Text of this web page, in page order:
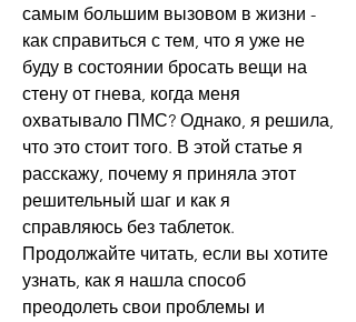
самым большим вызовом в жизни -
как справиться с тем, что я уже не
буду в состоянии бросать вещи на
стену от гнева, когда меня
охватывало ПМС? Однако, я решила,
что это стоит того. В этой статье я
расскажу, почему я приняла этот
решительный шаг и как я
справляюсь без таблеток.
Продолжайте читать, если вы хотите
узнать, как я нашла способ
преодолеть свои проблемы и